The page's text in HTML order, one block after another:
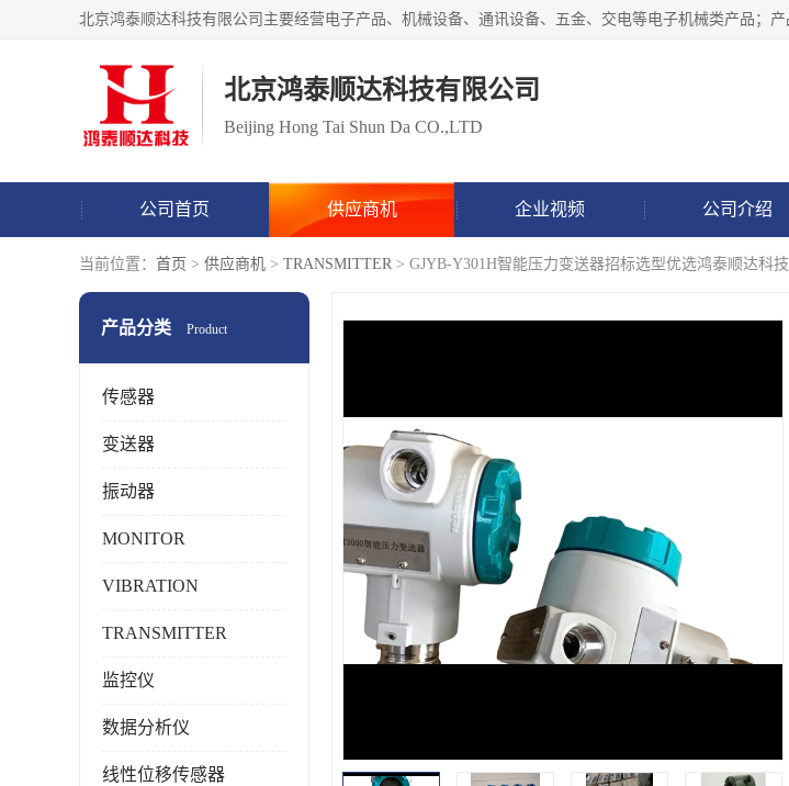
北京鸿泰顺达科技有限公司
Beijing Hong Tai Shun Da CO.,LTD
公司首页 供应商机 企业视频 公司介绍
当前位置： 首页 > 供应商机 > TRANSMITTER > GJYB-Y301H智能压力变送器招标选型优选鸿泰顺达科技
产品分类 Product
传感器
变送器
振动器
MONITOR
VIBRATION
TRANSMITTER
监控仪
数据分析仪
线性位移传感器